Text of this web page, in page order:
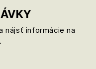
add this
nájsť informácie na